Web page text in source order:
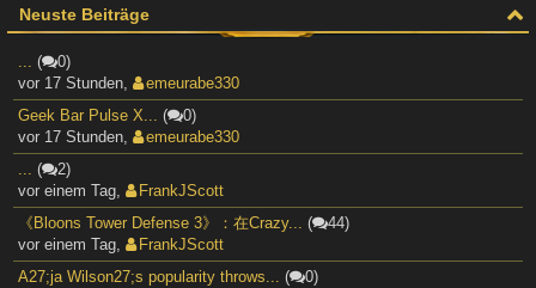
Neuste Beiträge
... (
0)
vor 17 Stunden,
emeurabe330
Geek Bar Pulse X... (
0)
vor 17 Stunden,
emeurabe330
... (
2)
vor einem Tag,
FrankJScott
《Bloons Tower Defense 3》：在Crazy... (
44)
vor einem Tag,
FrankJScott
A27;ja Wilson27;s popularity throws... (
0)